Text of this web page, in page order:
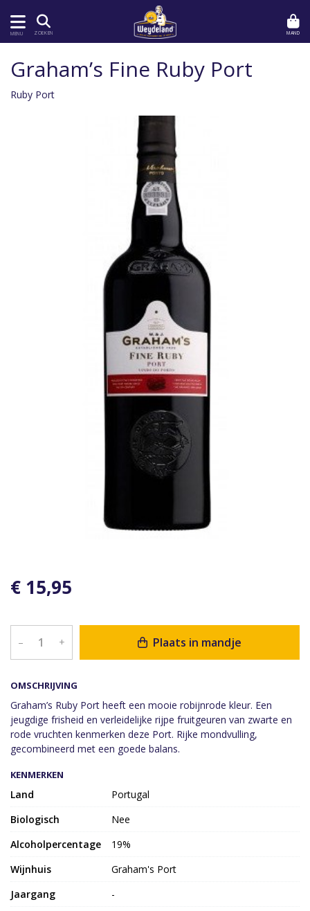
MENU ZOEKEN MAND
OMSCHRIJVING
Graham’s Ruby Port heeft een mooie robijnrode kleur. Een
jeugdige frisheid en verleidelijke rijpe fruitgeuren van zwarte en
rode vruchten kenmerken deze Port. Rijke mondvulling,
gecombineerd met een goede balans.
Graham’s Fine Ruby Port
Ruby Port
€ 15,95
– + Plaats in mandje
KENMERKEN
Land
Portugal
Biologisch
Nee
Alcoholpercentage
19%
Wijnhuis
Graham's Port
Jaargang
-